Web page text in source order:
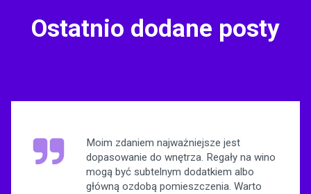
Ostatnio dodane posty
Moim zdaniem najważniejsze jest
dopasowanie do wnętrza. Regały na wino
mogą być subtelnym dodatkiem albo
główną ozdobą pomieszczenia. Warto